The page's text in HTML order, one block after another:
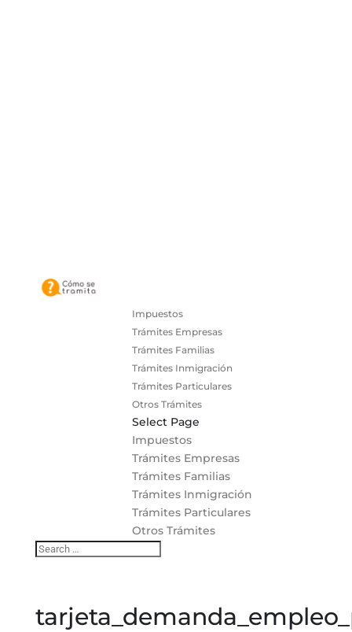
Impuestos
Trámites Empresas
Trámites Familias
Trámites Inmigración
Trámites Particulares
Otros Trámites
Select Page
Impuestos
Trámites Empresas
Trámites Familias
Trámites Inmigración
Trámites Particulares
Otros Trámites